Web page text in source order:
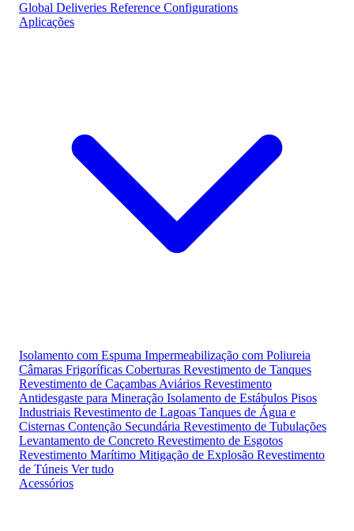
Global Deliveries Reference Configurations
Aplicações
Isolamento com Espuma Impermeabilização com Poliureia
Câmaras Frigoríficas Coberturas Revestimento de Tanques
Revestimento de Caçambas Aviários Revestimento
Antidesgaste para Mineração Isolamento de Estábulos Pisos
Industriais Revestimento de Lagoas Tanques de Água e
Cisternas Contenção Secundária Revestimento de Tubulações
Levantamento de Concreto Revestimento de Esgotos
Revestimento Marítimo Mitigação de Explosão Revestimento
de Túneis Ver tudo
Acessórios